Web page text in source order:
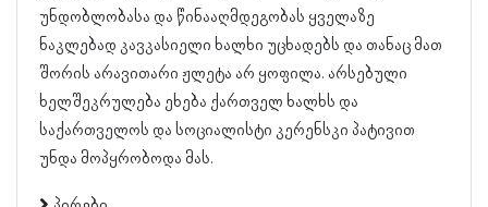
უნდობლობასა და წინააღმდეგობას ყველაზე
ნაკლებად კავკასიელი ხალხი უცხადებს და თანაც მათ
შორის არავითარი ჟლეტა არ ყოფილა. არსებული
ხელშეკრულება ეხება ქართველ ხალხს და
საქართველოს და სოციალისტი კერენსკი პატივით
უნდა მოპყრობოდა მას.